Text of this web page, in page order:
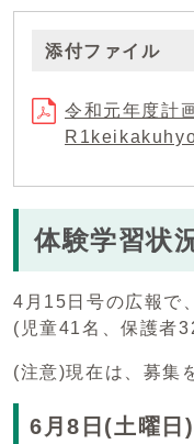
添付ファイル
令和元年度計
体験学習状
4月15日号の広報で
(児童41名、保護者
(注意)現在は、募集
6月8日(土曜日